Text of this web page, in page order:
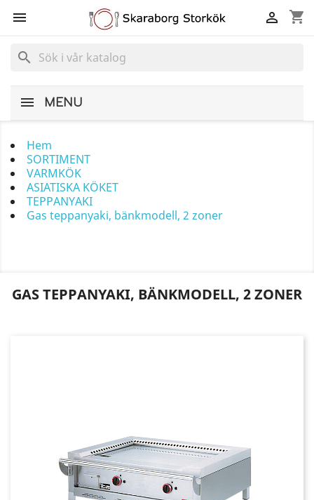
 shopping_cart

search
MENU
Hem
SORTIMENT
VARMKÖK
ASIATISKA KÖKET
TEPPANYAKI
Gas teppanyaki, bänkmodell, 2 zoner
GAS TEPPANYAKI, BÄNKMODELL, 2 ZONER